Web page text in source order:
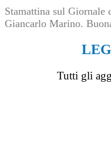
Stamattina sul
Giancarlo Marino.
Tutti gli